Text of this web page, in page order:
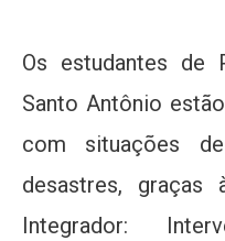
Os estudantes de
Santo Antônio
com situações
desastres, graças
Integrador: